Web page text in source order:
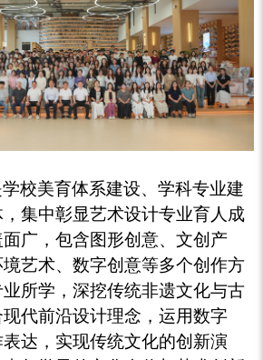
校美育体系建设、学科专业建
集中彰显艺术设计专业育人成
广，包含图形创意、文创产
艺术、数字创意等多个创作方
所学，深挖传统非遗文化与古
代前沿设计理念，运用数字
达，实现传统文化的创新演